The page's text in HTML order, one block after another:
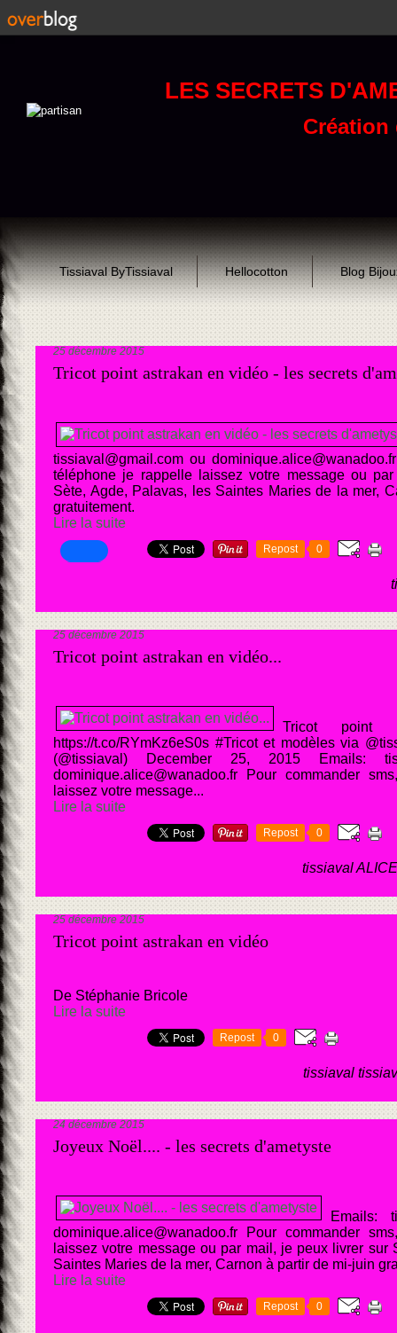
LES SECRETS
Création
Tissiaval ByTissiaval Hellocotton Blog
25 décembre 2015
Tricot point astrakan en vidéo - les secrets
tissiaval@gmail.com ou
téléphone je rappelle laissez votre message ou
Sète, Agde, Palavas, les Saintes Maries de la mer,
gratuitement.
Lire la suite
Repost 0
25 décembre 2015
Tricot point astrakan en vidéo...
Tricot point
https://t.co/RYmKz6eS0s #Tricot et modèles via
(@tissiaval) December 25, 2015 Emails:
dominique.alice@wanadoo.fr Pour commander
laissez votre message...
Lire la suite
Repost 0
tissiaval
25 décembre 2015
Tricot point astrakan en vidéo
De Stéphanie Bricole
Lire la suite
Repost 0
tissiaval
24 décembre 2015
Joyeux Noël.... - les secrets d'ametyste
Emails:
dominique.alice@wanadoo.fr Pour commander
laissez votre message ou par mail, je peux livrer sur
Saintes Maries de la mer, Carnon à partir de mi-juin
Lire la suite
Repost 0